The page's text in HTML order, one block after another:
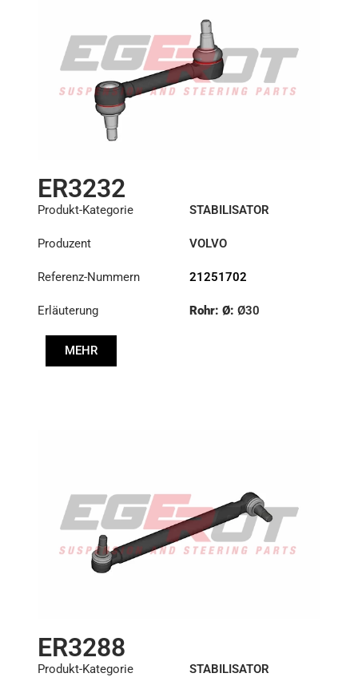
ER3232
Produkt-Kategorie STABILISATOR
Produzent VOLVO
Referenz-Nummern 21251702
Erläuterung Rohr: Ø: Ø30
MEHR
ER3288
Produkt-Kategorie STABILISATOR